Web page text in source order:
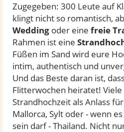
Zugegeben: 300 Leute auf
klingt nicht so romantisch,
Wedding oder eine freie
Rahmen ist eine
Füßen im Sand wird eure
intim, authentisch und
Und das Beste daran ist,
Flitterwochen heiratet!
Strandhochzeit als Anlass
Mallorca, Sylt oder - wenn
sein darf - Thailand. Nicht